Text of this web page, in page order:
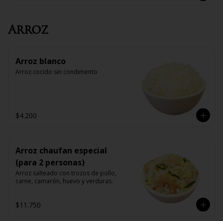
Arroz
Arroz blanco
Arroz cocido sin condimento
$4.200
Arroz chaufan especial
(para 2 personas)
Arroz salteado con trozos de pollo,
carne, camarón, huevo y verduras.
$11.750